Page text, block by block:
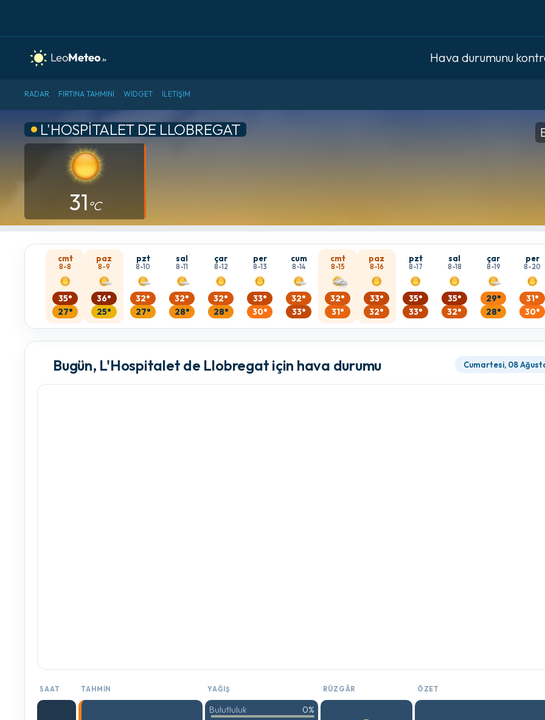
Hava durumunu
RADAR FIRTINA TAHMINI WIDGET İLETIŞIM
L'HOSPITALET DE LLOBREGAT
31 °C
cmt
8-8
35°
27°
paz
8-9
36°
25°
pzt
8-10
32°
27°
sal
8-11
32°
28°
çar
8-12
32°
28°
per
8-13
33°
30°
cum
8-14
32°
33°
cmt
8-15
32°
31°
paz
8-16
33°
32°
pzt
8-17
35°
33°
sal
8-18
35°
32°
çar
8-19
29°
28°
per
8-20
31°
30°
Bugün, L'Hospitalet de Llobregat için hava durumu Cumartesi, 08
SAAT TAHMIN YAĞIŞ RÜZGÂR ÖZET
Bulutluluk
0%